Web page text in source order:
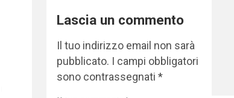
Lascia un commento
Il tuo indirizzo email non sarà
pubblicato.
I campi obbligatori
sono contrassegnati*